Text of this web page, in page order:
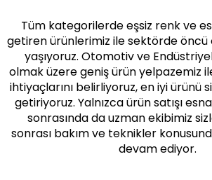
Tüm kategorilerde eşsiz renk ve
getiren ürünlerimiz ile sektörde öncü
yaşıyoruz. Otomotiv ve
olmak üzere geniş ürün yelpazemiz
ihtiyaçlarını belirliyoruz, en iyi ürünü
getiriyoruz. Yalnızca ürün satışı
sonrasında da uzman ekibimiz
sonrası bakım ve teknikler
devam ediyor.